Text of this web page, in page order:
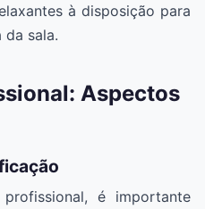
à disposição para
sala.
Aspectos
é importante